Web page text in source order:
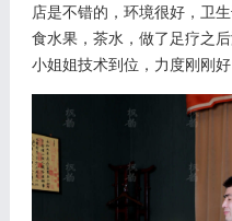
店是不错的，环境很好，卫
食水果，茶水，做了足疗之
小姐姐技术到位，力度刚刚